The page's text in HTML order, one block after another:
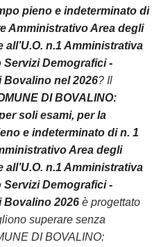
pieno e indeterminato di
Amministrativo Area degli
n.1 Amministrativa
Demografici -
Bovalino nel 2026? Il
DI BOVALINO:
soli esami, per la
e indeterminato di n. 1
Area degli
n.1 Amministrativa
Demografici -
Bovalino 2026 è progettato
superare senza
DI BOVALINO: